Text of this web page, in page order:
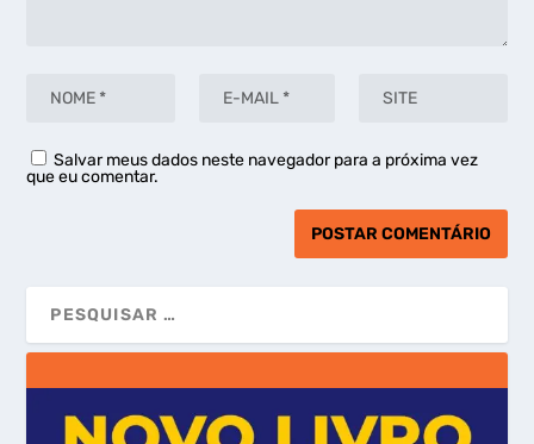
Salvar meus dados neste navegador para a próxima vez
que eu comentar.